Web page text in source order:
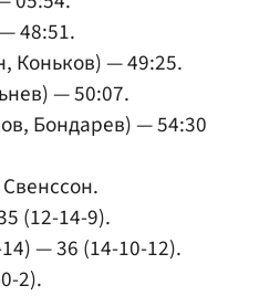
48:51.
Коньков) — 49:25.
— 50:07.
Бондарев) — 54:30
(12-14-9).
— 36 (14-10-12).
2).